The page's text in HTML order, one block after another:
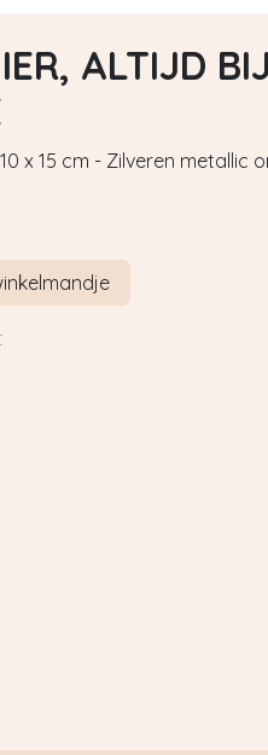
ALTIJD
x 15 cm - Zilveren metallic